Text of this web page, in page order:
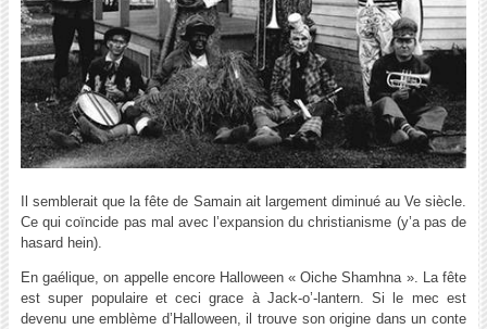
Il semblerait que la fête de Samain ait largement diminué au Ve siècle.
Ce qui coïncide pas mal avec l’expansion du christianisme (y’a pas de
hasard hein).
En gaélique, on appelle encore Halloween « Oiche Shamhna ». La fête
est super populaire et ceci grace à Jack-o’-lantern. Si le mec est
devenu une emblème d’Halloween, il trouve son origine dans un conte